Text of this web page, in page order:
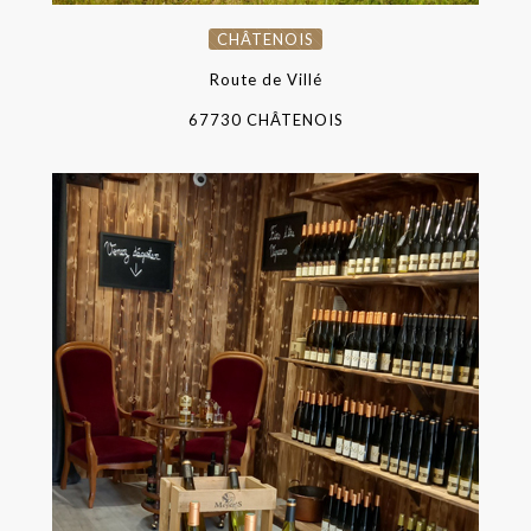
CHÂTENOIS
Route de Villé
67730 CHÂTENOIS
KAYSERSBERG